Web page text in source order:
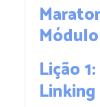
Lição
Linking